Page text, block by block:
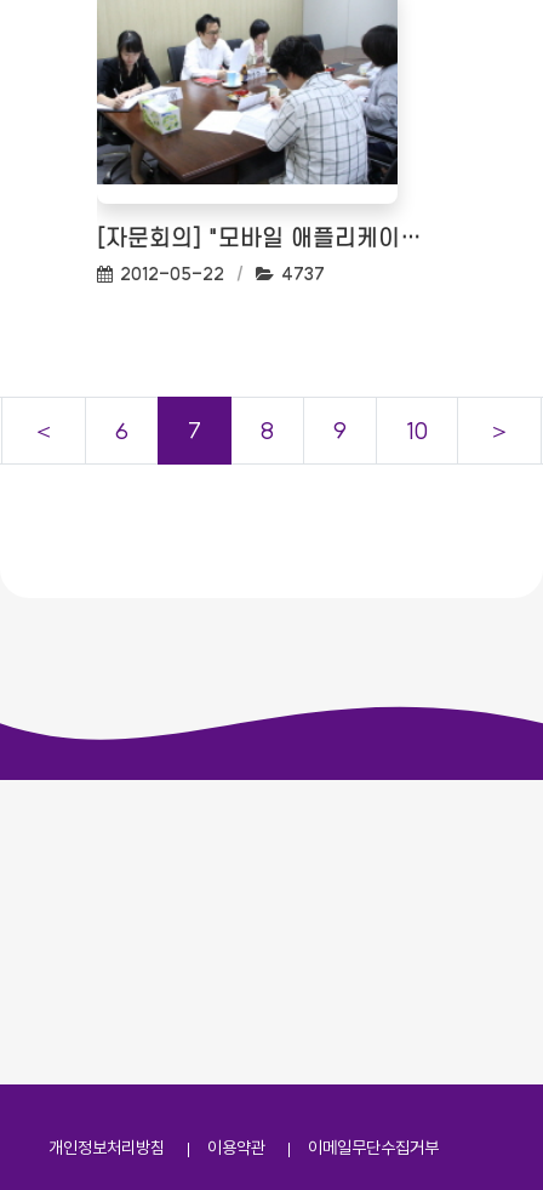
[자문회의] "모바일 애플리케이션 접근성 평가" 에 관한 자문회의(17일)
작성일:
2012-05-22 조회수:
4737
＜ 6 7 8 9 10 ＞
개인정보처리방침 이용약관 이메일무단수집거부